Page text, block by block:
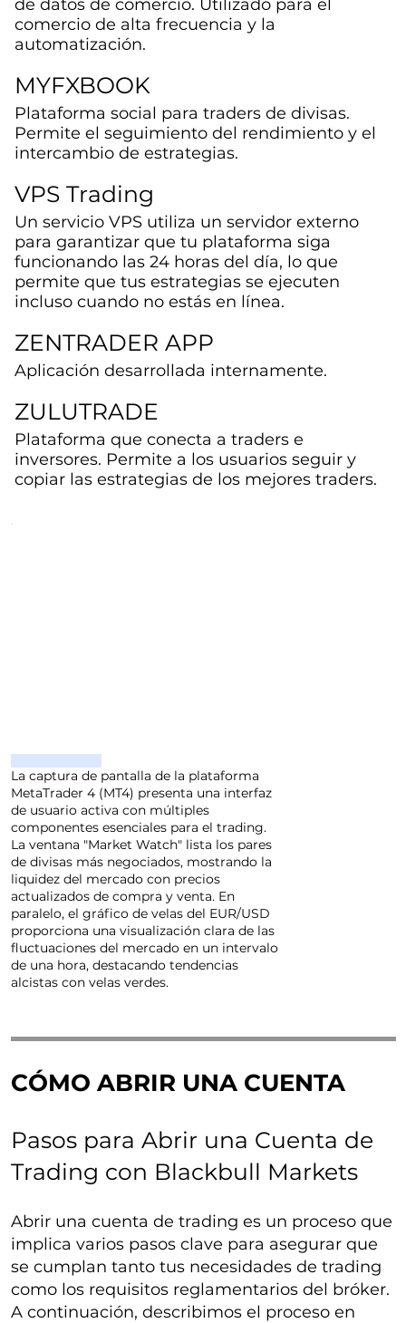
de datos de comercio. Utilizado para el
comercio de alta frecuencia y la
automatización.
MYFXBOOK
Plataforma social para traders de divisas.
Permite el seguimiento del rendimiento y el
intercambio de estrategias.
VPS Trading
Un servicio VPS utiliza un servidor externo
para garantizar que tu plataforma siga
funcionando las 24 horas del día, lo que
permite que tus estrategias se ejecuten
incluso cuando no estás en línea.
ZENTRADER APP
Aplicación desarrollada internamente.
ZULUTRADE
Plataforma que conecta a traders e
inversores. Permite a los usuarios seguir y
copiar las estrategias de los mejores traders.
La captura de pantalla de la plataforma
MetaTrader 4 (MT4) presenta una interfaz
de usuario activa con múltiples
componentes esenciales para el trading.
La ventana "Market Watch" lista los pares
de divisas más negociados, mostrando la
liquidez del mercado con precios
actualizados de compra y venta. En
paralelo, el gráfico de velas del EUR/USD
proporciona una visualización clara de las
fluctuaciones del mercado en un intervalo
de una hora, destacando tendencias
alcistas con velas verdes.
CÓMO ABRIR UNA CUENTA
Pasos para Abrir una Cuenta de
Trading con Blackbull Markets
Abrir una cuenta de trading es un proceso que
implica varios pasos clave para asegurar que
se cumplan tanto tus necesidades de trading
como los requisitos reglamentarios del bróker.
A continuación, describimos el proceso en